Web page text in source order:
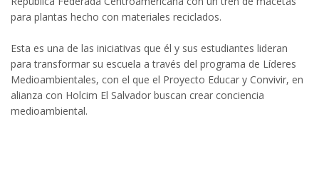
para plantas hecho con materiales reciclados.
Esta es una de las iniciativas que él y sus estudiantes lideran
para transformar su escuela a través del programa de Líderes
Medioambientales, con el que el Proyecto Educar y Convivir, en
alianza con Holcim El Salvador buscan crear conciencia
medioambiental.